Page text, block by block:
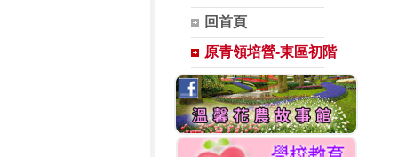
回首頁
原青領培營-東區初階